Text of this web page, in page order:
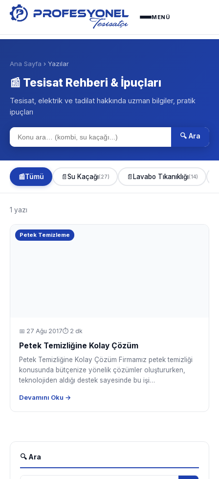
MENÜ
Ana Sayfa › Yazılar
📰 Tesisat Rehberi & İpuçları
Tesisat, elektrik ve tadilat hakkında uzman bilgiler, pratik
ipuçları
🔍 Ara
📰Tümü 📄Su Kaçağı(27) 📄Lavabo Tıkanıklığı(14)
1 yazı
Petek Temizleme
📅 27 Ağu 2017⏱ 2 dk
Petek Temizliğine Kolay Çözüm
Petek Temizliğine Kolay Çözüm Firmamız petek temizliği
konusunda bütçenize yönelik çözümler oluştururken,
teknolojiden aldığı destek sayesinde bu işi…
Devamını Oku →
🔍 Ara